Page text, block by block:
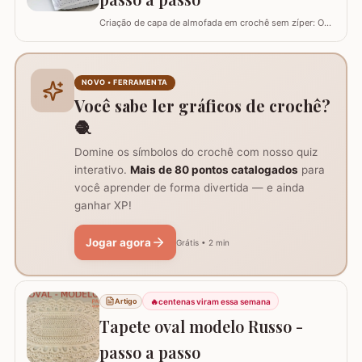
Criação de capa de almofada em crochê sem zíper: O
prática para lavar e versátil, usando crochê com fio de
Materiais necessários para o projeto: São
imprescindíveis fio de algodão nº6, agulha de…
NOVO • FERRAMENTA
Você sabe ler gráficos de crochê?
🧶
Domine os símbolos do crochê com nosso quiz
interativo. Mais de 80 pontos catalogados para
você aprender de forma divertida — e ainda
ganhar XP!
Jogar agora Grátis • 2 min
Artigo 🔥centenas viram essa semana
Tapete oval modelo Russo -
passo a passo